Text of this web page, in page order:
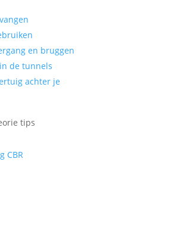
en bruggen
de tunnels
achter je
tips
CBR